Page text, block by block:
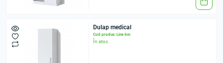
Dulap medical
Cod produs: Line 6m
În stoc